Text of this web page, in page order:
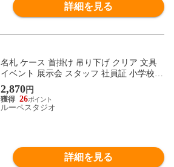
詳細を見る
名札 ケース 首掛け 吊り下げ クリア 文具
イベント 展示会 スタッフ 社員証 小学校
学校 会社 施設 イベント吊下げ名札 名刺サ
イズ 50枚入 VN-306 ソニック sonic
2,870円
26
ルーペスタジオ
詳細を見る